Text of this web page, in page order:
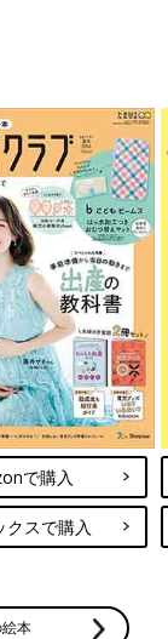
あんまり意味がな
目をつぶって休
かった。
だ正直、追加し
かはずっとそ
。痛みの合間で
ンしたらすぐ…フ
みたいになるw
例えるなら普通
いとのこと。痛
で購入
クスで購入
本